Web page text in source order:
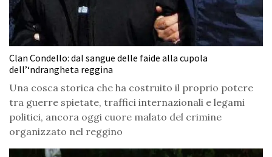
Clan Condello: dal sangue delle faide alla cupola
dell’‘ndrangheta reggina
Una cosca storica che ha costruito il proprio potere
tra guerre spietate, traffici internazionali e legami
politici, ancora oggi cuore malato del crimine
organizzato nel reggino